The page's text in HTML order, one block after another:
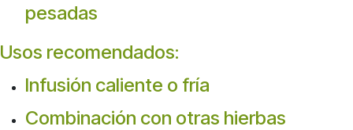
pesadas
Usos recomendados:
Infusión caliente o fría
Combinación con otras hierbas